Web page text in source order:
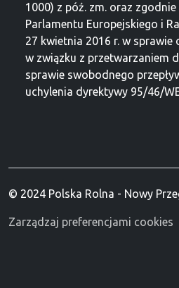
1000) z póź. zm. oraz
Parlamentu Europejskiego i
27 kwietnia 2016 r. w
w związku z przetwarzaniem
sprawie swobodnego
uchylenia dyrektywy 95/46/
© 2024 Polska Rolna - Nowy
Zarządzaj preferencjami cookies